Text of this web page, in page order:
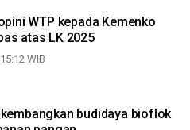
WTP kepada Kemenko
atas LK 2025
WIB
budidaya bioflok